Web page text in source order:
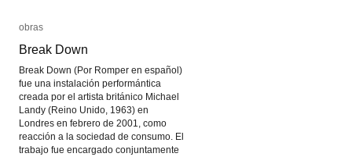
obras
Break Down
Break Down (Por Romper en español)
fue una instalación performántica
creada por el artista británico Michael
Landy (Reino Unido, 1963) en
Londres en febrero de 2001, como
reacción a la sociedad de consumo. El
trabajo fue encargado conjuntamente
obras
Break Down